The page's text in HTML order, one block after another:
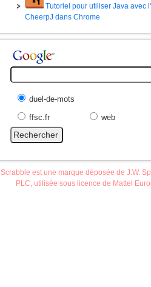
Tutoriel pour utiliser Java avec
CheerpJ dans Chrome
duel-de-mots
ffsc.fr
web
Scrabble est une marque déposée de J.W.
PLC, utilisée sous licence de Mattel